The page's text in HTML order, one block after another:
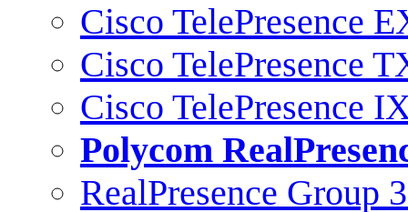
Cisco TelePresence
Cisco TelePresence
Cisco TelePresence
Polycom
RealPresence Group